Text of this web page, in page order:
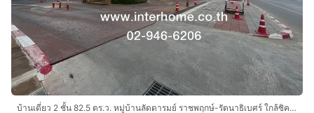
บ้านเดี่ยว 2 ชั้น 82.5 ตร.ว. หมู่บ้านลัดดารมย์ ราชพฤกษ์-รัตนาธิเบศร์ ใกล้ชิครีพับบลิคราชพฤกษ์ ถนนราชพฤกษ์ ถนนรัตนาธิเบศร์ เมืองนนทบุรี